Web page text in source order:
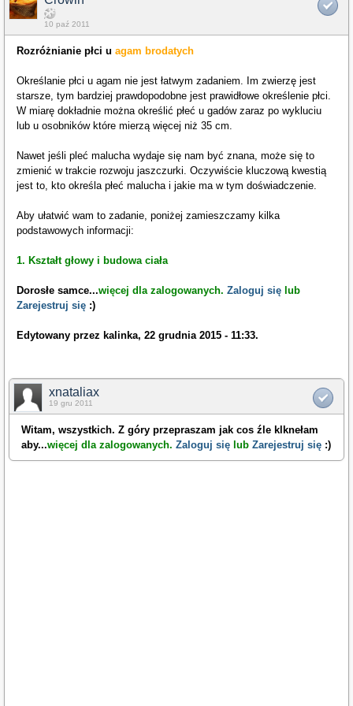
10 paź 2011
Rozróżnianie płci u agam brodatych
Określanie płci u agam nie jest łatwym zadaniem. Im zwierzę jest
starsze, tym bardziej prawdopodobne jest prawidłowe określenie płci.
W miarę dokładnie można określić płeć u gadów zaraz po wykluciu
lub u osobników które mierzą więcej niż 35 cm.
Nawet jeśli pleć malucha wydaje się nam być znana, może się to
zmienić w trakcie rozwoju jaszczurki. Oczywiście kluczową kwestią
jest to, kto określa płeć malucha i jakie ma w tym doświadczenie.
Aby ułatwić wam to zadanie, poniżej zamieszczamy kilka
podstawowych informacji:
1. Kształt głowy i budowa ciała
Dorosłe samce...więcej dla zalogowanych. Zaloguj się lub
Zarejestruj się :)
Edytowany przez kalinka, 22 grudnia 2015 - 11:33.
xnataliax
19 gru 2011
Witam, wszystkich. Z góry przepraszam jak cos źle klknełam
aby...więcej dla zalogowanych. Zaloguj się lub Zarejestruj się :)